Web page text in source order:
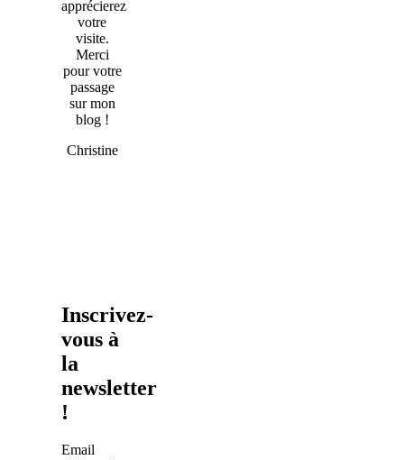
apprécierez
votre
visite.
Merci
pour votre
passage
sur mon
blog !
Christine
Inscrivez-
vous à
la
newsletter
!
Email